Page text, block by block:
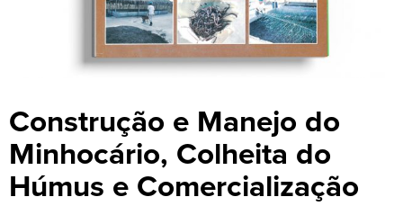
Construção e Manejo do
Minhocário, Colheita do
Húmus e Comercialização